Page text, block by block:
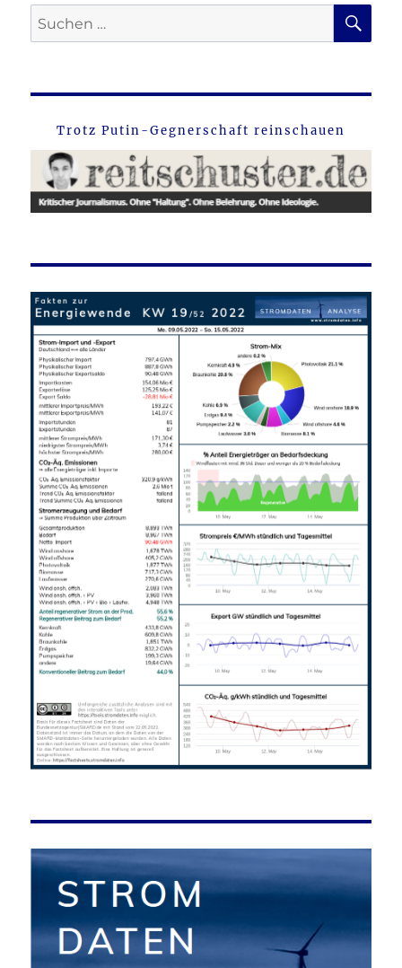
Suche
nach:
Trotz Putin-Gegnerschaft reinschauen